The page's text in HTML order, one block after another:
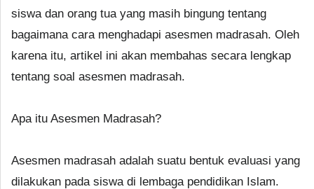
siswa dan orang tua yang masih bingung tentang
bagaimana cara menghadapi asesmen madrasah. Oleh
karena itu, artikel ini akan membahas secara lengkap
tentang soal asesmen madrasah.
Apa itu Asesmen Madrasah?
Asesmen madrasah adalah suatu bentuk evaluasi yang
dilakukan pada siswa di lembaga pendidikan Islam.